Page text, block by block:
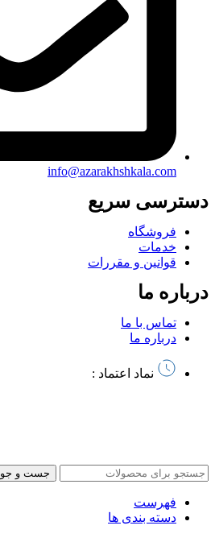
info@azarakhshkala.com
دسترسی سریع
فروشگاه
خدمات
قوانین و مقررات
درباره ما
تماس با ما
درباره ما
نماد اعتماد :
جست و جو
فهرست
دسته بندی ها